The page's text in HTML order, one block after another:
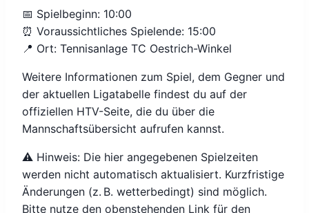
📅 Spielbeginn: 10:00
⏰ Voraussichtliches Spielende: 15:00
📍 Ort: Tennisanlage TC Oestrich-Winkel
Weitere Informationen zum Spiel, dem Gegner und
der aktuellen Ligatabelle findest du auf der
offiziellen HTV-Seite, die du über die
Mannschaftsübersicht aufrufen kannst.
⚠️ Hinweis: Die hier angegebenen Spielzeiten
werden nicht automatisch aktualisiert. Kurzfristige
Änderungen (z. B. wetterbedingt) sind möglich.
Bitte nutze den obenstehenden Link für den